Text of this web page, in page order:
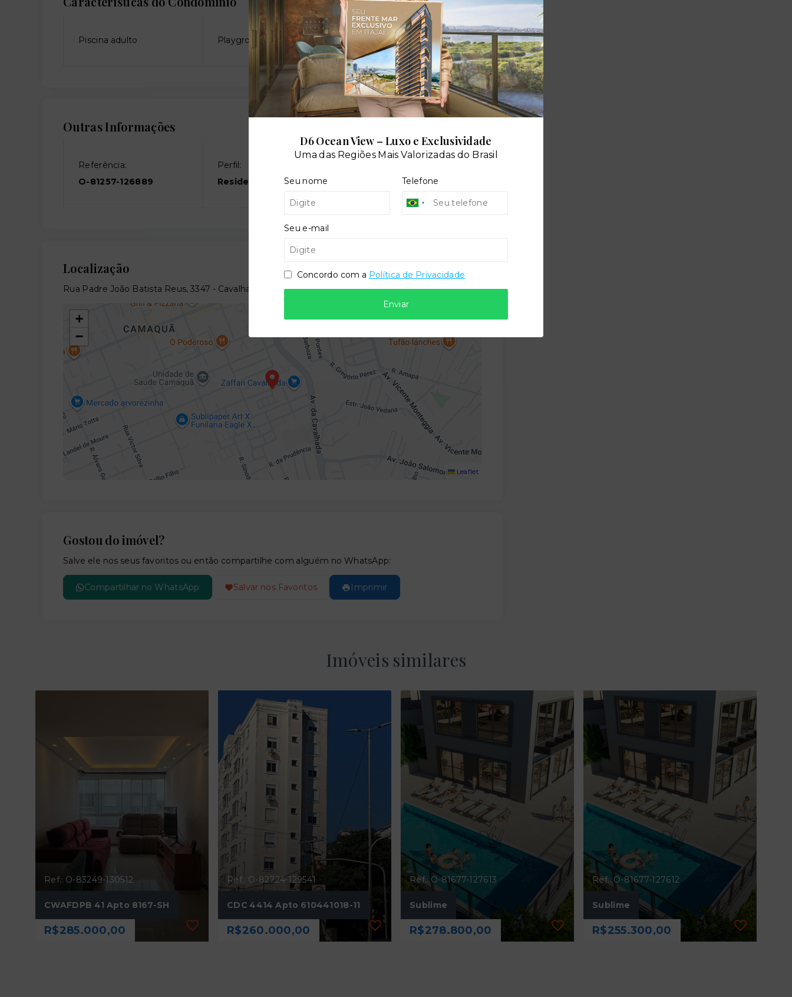
Piscina adulto Playground
Outras Informações
Referência:
O-81257-126889
Perfil:
Residencial
Localização
Rua Padre João Batista Reus, 3347 - Cavalhada - Porto Alegre/RS- 91920-001
+
−
Leaflet
Gostou do imóvel?
Salve ele nos seus favoritos ou então compartilhe com alguém no WhatsApp:
Compartilhar no WhatsApp Salvar nos Favoritos Imprimir
Imóveis similares
Ref.: O-83249-130512
CWAFDPB 41 Apto 8167-SH
R$285.000,00
Ref.: O-82724-129541
CDC 4414 Apto 610441018-11
R$260.000,00
Ref.: O-81677-127613
Sublime
R$278.800,00
Ref.: O-81677-127612
Sublime
R$255.300,00
D6 Ocean View – Luxo e Exclusividade
Uma das Regiões Mais Valorizadas do Brasil
Seu nome Telefone
Seu e-mail
Concordo com a Política de Privacidade
Enviar